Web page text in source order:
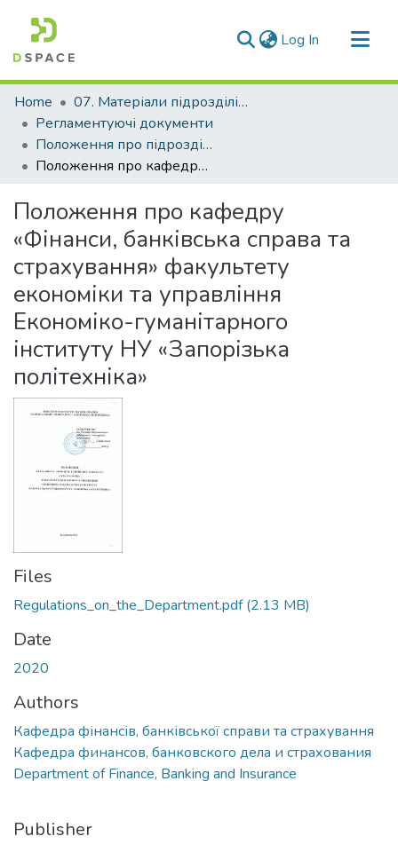
Log In (current)
Communities & Collections
All of DSpace
Statistics
Home
07. Матеріали підрозділів університету
Регламентуючі документи
Положення про підрозділи НУ "Запорізька політехніка"
Положення про кафедру «Фінанси, банківська справа та страхування» факультету економіки та управління Економіко-гуманітарного інституту НУ «Запорізька політехніка»
Положення про кафедру
«Фінанси, банківська справа та
страхування» факультету
економіки та управління
Економіко-гуманітарного
інституту НУ «Запорізька
політехніка»
Files
Regulations_on_the_Department.pdf(2.13 MB)
Date
2020
Authors
Кафедра фінансів, банківської справи та страхування
Кафедра финансов, банковского дела и страхования
Department of Finance, Banking and Insurance
Publisher